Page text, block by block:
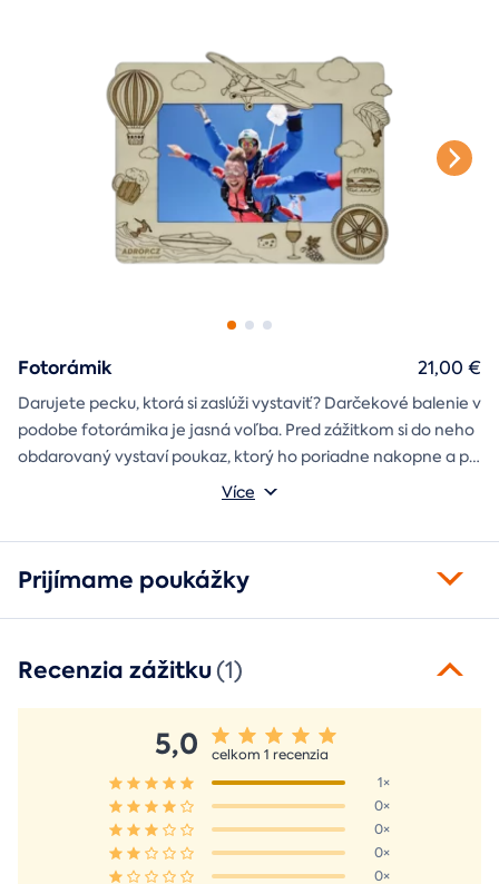
Fotorámik
Darujete pecku, ktorá si zaslúži vystaviť? Darčekové balenie v
podobe fotorámika je jasná voľba. Pred zážitkom si do neho
obdarovaný vystaví poukaz, ktorý ho poriadne nakopne a po
absolvovaní tam poputuje fotka zo zážitku, ktorá pri každom
Môžete vybrať z motívov balónový, tunelový a univerzálny
Více
21,00 €
Prijímame poukážky
Recenzia zážitku(1)
5,0
celkom 1 recenzia
1×
0×
0×
0×
0×